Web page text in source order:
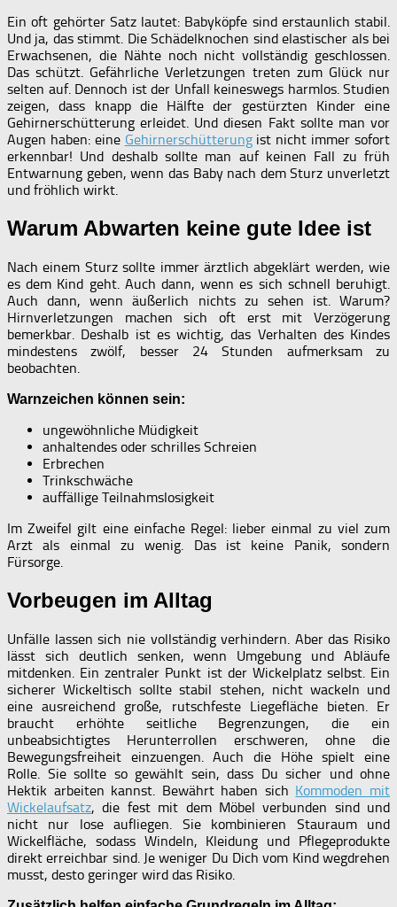
Ein oft gehörter Satz lautet: Babyköpfe sind erstaunlich stabil.
Und ja, das stimmt. Die Schädelknochen sind elastischer als bei
Erwachsenen, die Nähte noch nicht vollständig geschlossen.
Das schützt. Gefährliche Verletzungen treten zum Glück nur
selten auf. Dennoch ist der Unfall keineswegs harmlos. Studien
zeigen, dass knapp die Hälfte der gestürzten Kinder eine
Gehirnerschütterung erleidet. Und diesen Fakt sollte man vor
Augen haben: eine Gehirnerschütterungist nicht immer sofort
erkennbar! Und deshalb sollte man auf keinen Fall zu früh
Entwarnung geben, wenn das Baby nach dem Sturz unverletzt
und fröhlich wirkt.
Warum Abwarten keine gute Idee ist
Nach einem Sturz sollte immer ärztlich abgeklärt werden, wie
es dem Kind geht. Auch dann, wenn es sich schnell beruhigt.
Auch dann, wenn äußerlich nichts zu sehen ist. Warum?
Hirnverletzungen machen sich oft erst mit Verzögerung
bemerkbar. Deshalb ist es wichtig, das Verhalten des Kindes
mindestens zwölf, besser 24 Stunden aufmerksam zu
beobachten.
Warnzeichen können sein:
ungewöhnliche Müdigkeit
anhaltendes oder schrilles Schreien
Erbrechen
Trinkschwäche
auffällige Teilnahmslosigkeit
Im Zweifel gilt eine einfache Regel: lieber einmal zu viel zum
Arzt als einmal zu wenig. Das ist keine Panik, sondern
Fürsorge.
Vorbeugen im Alltag
Unfälle lassen sich nie vollständig verhindern. Aber das Risiko
lässt sich deutlich senken, wenn Umgebung und Abläufe
mitdenken. Ein zentraler Punkt ist der Wickelplatz selbst. Ein
sicherer Wickeltisch sollte stabil stehen, nicht wackeln und
eine ausreichend große, rutschfeste Liegefläche bieten. Er
braucht erhöhte seitliche Begrenzungen, die ein
unbeabsichtigtes Herunterrollen erschweren, ohne die
Bewegungsfreiheit einzuengen. Auch die Höhe spielt eine
Rolle. Sie sollte so gewählt sein, dass Du sicher und ohne
Hektik arbeiten kannst. Bewährt haben sich Kommoden mit
Wickelaufsatz, die fest mit dem Möbel verbunden sind und
nicht nur lose aufliegen. Sie kombinieren Stauraum und
Wickelfläche, sodass Windeln, Kleidung und Pflegeprodukte
direkt erreichbar sind. Je weniger Du Dich vom Kind wegdrehen
musst, desto geringer wird das Risiko.